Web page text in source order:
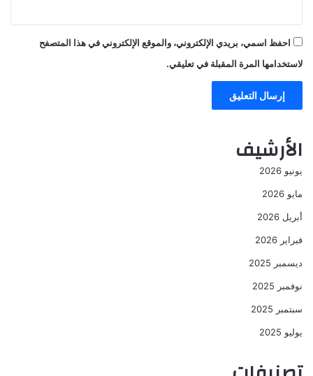
احفظ اسمي، بريدي الإلكتروني، والموقع الإلكتروني في هذا المتصفح
لاستخدامها المرة المقبلة في تعليقي.
الأرشيف
يونيو 2026
مايو 2026
أبريل 2026
فبراير 2026
ديسمبر 2025
نوفمبر 2025
سبتمبر 2025
يوليو 2025